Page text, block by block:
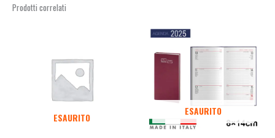
Prodotti correlati
ESAURITO
ESAURITO